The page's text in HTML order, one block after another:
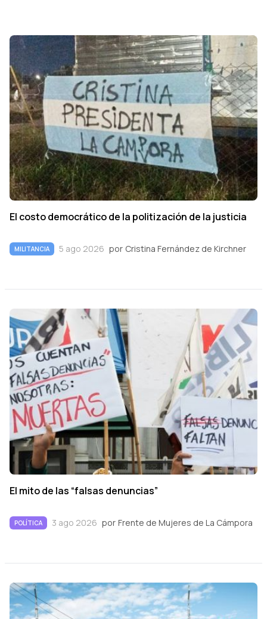
El costo democrático de la politización de la justicia
MILITANCIA 5 ago 2026 por Cristina Fernández de Kirchner
El mito de las “falsas denuncias”
POLÍTICA 3 ago 2026 por Frente de Mujeres de La Cámpora